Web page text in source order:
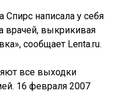
написала у себя
врачей, выкрикивая
сообщает Lenta.ru.
все выходки
16 февраля 2007